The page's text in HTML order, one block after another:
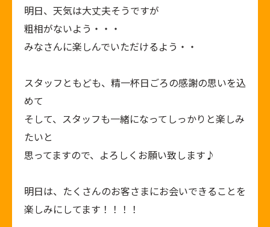
明日、天気は大丈夫そうですが
粗相がないよう・・・
みなさんに楽しんでいただけるよう・・
スタッフともども、精一杯日ごろの感謝の思いを込
めて
そして、スタッフも一緒になってしっかりと楽しみ
たいと
思ってますので、よろしくお願い致します♪
明日は、たくさんのお客さまにお会いできることを
楽しみにしてます！！！！